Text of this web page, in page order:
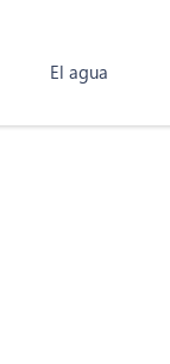
El agua